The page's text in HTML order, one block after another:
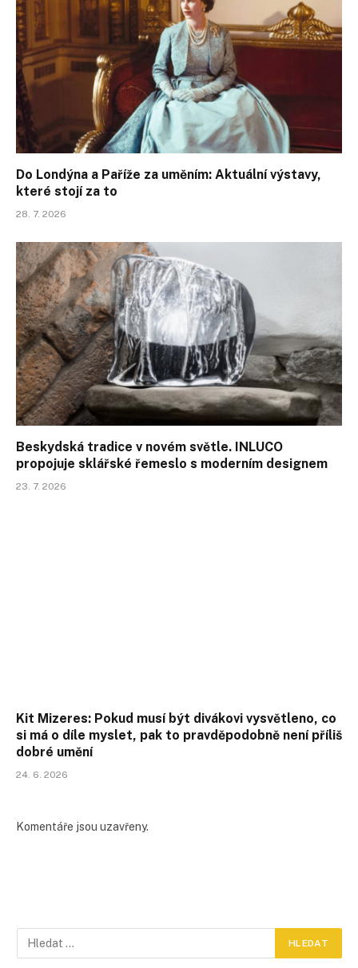
Do Londýna a Paříže za uměním: Aktuální výstavy,
které stojí za to
28. 7. 2026
Beskydská tradice v novém světle. INLUCO
propojuje sklářské řemeslo s moderním designem
23. 7. 2026
Kit Mizeres: Pokud musí být divákovi vysvětleno, co
si má o díle myslet, pak to pravděpodobně není příliš
dobré umění
24. 6. 2026
Komentáře jsou uzavřeny.